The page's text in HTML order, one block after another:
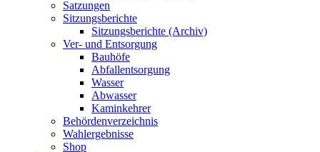
Satzungen
Sitzungsberichte
Sitzungsberichte (Archiv)
Ver- und Entsorgung
Bauhöfe
Abfallentsorgung
Wasser
Abwasser
Kaminkehrer
Behördenverzeichnis
Wahlergebnisse
Shop